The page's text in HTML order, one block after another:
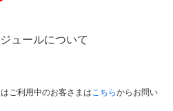
ュールについて
ご利用中のお客さまはこちらからお問い